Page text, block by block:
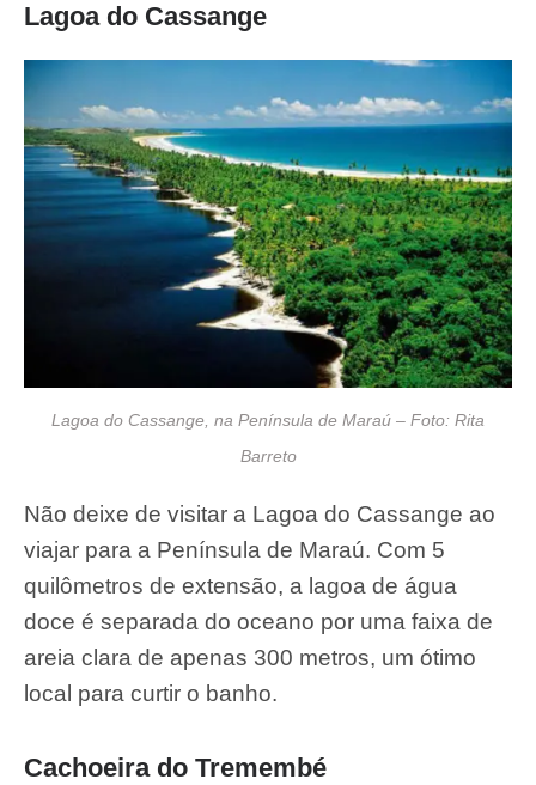
Lagoa do Cassange
Lagoa do Cassange, na Península de Maraú – Foto: Rita
Barreto
Não deixe de visitar a Lagoa do Cassange ao
viajar para a Península de Maraú. Com 5
quilômetros de extensão, a lagoa de água
doce é separada do oceano por uma faixa de
areia clara de apenas 300 metros, um ótimo
local para curtir o banho.
Cachoeira do Tremembé